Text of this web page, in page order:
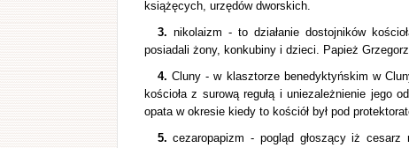
książęcych, urzędów dworskich.
3. nikolaizm - to działanie dostojników
posiadali żony, konkubiny i dzieci. Papież
4. Cluny - w klasztorze benedyktyńskim w
kościoła z surową regułą i uniezależnienie jego
opata w okresie kiedy to kościół był pod
5. cezaropapizm - pogląd głoszący iż